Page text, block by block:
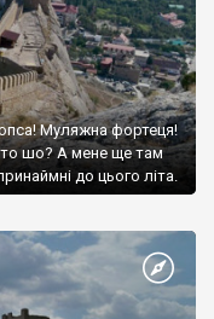
Муляжна фортеця!
то шо? А мене ще там
до цього літа.